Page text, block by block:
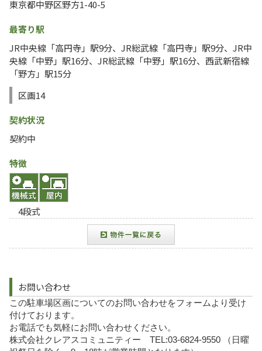
東京都中野区野方1-40-5
最寄り駅
JR中央線「高円寺」駅9分、JR総武線「高円寺」駅9分、JR中
央線「中野」駅16分、JR総武線「中野」駅16分、西武新宿線
「野方」駅15分
区画14
契約状況
契約中
特徴
4段式
お問い合わせ